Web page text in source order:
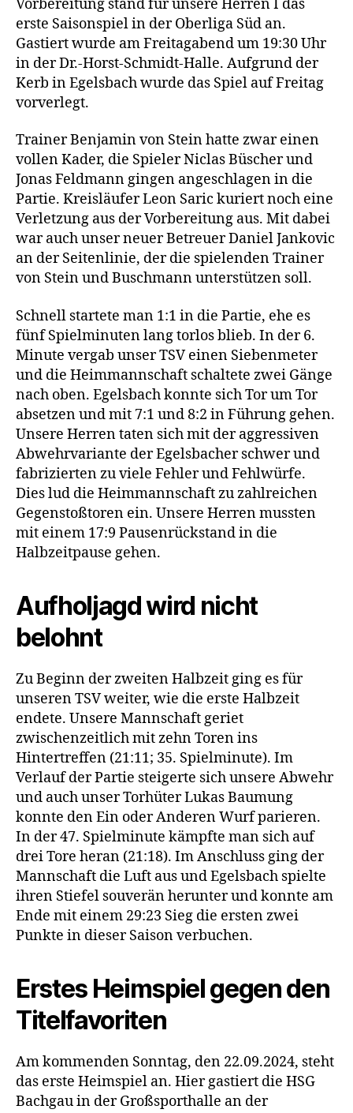
Vorbereitung stand für unsere Herren I das
erste Saisonspiel in der Oberliga Süd an.
Gastiert wurde am Freitagabend um 19:30 Uhr
in der Dr.-Horst-Schmidt-Halle. Aufgrund der
Kerb in Egelsbach wurde das Spiel auf Freitag
vorverlegt.
Trainer Benjamin von Stein hatte zwar einen
vollen Kader, die Spieler Niclas Büscher und
Jonas Feldmann gingen angeschlagen in die
Partie. Kreisläufer Leon Saric kuriert noch eine
Verletzung aus der Vorbereitung aus. Mit dabei
war auch unser neuer Betreuer Daniel Jankovic
an der Seitenlinie, der die spielenden Trainer
von Stein und Buschmann unterstützen soll.
Schnell startete man 1:1 in die Partie, ehe es
fünf Spielminuten lang torlos blieb. In der 6.
Minute vergab unser TSV einen Siebenmeter
und die Heimmannschaft schaltete zwei Gänge
nach oben. Egelsbach konnte sich Tor um Tor
absetzen und mit 7:1 und 8:2 in Führung gehen.
Unsere Herren taten sich mit der aggressiven
Abwehrvariante der Egelsbacher schwer und
fabrizierten zu viele Fehler und Fehlwürfe.
Dies lud die Heimmannschaft zu zahlreichen
Gegenstoßtoren ein. Unsere Herren mussten
mit einem 17:9 Pausenrückstand in die
Halbzeitpause gehen.
Aufholjagd wird nicht
belohnt
Zu Beginn der zweiten Halbzeit ging es für
unseren TSV weiter, wie die erste Halbzeit
endete. Unsere Mannschaft geriet
zwischenzeitlich mit zehn Toren ins
Hintertreffen (21:11; 35. Spielminute). Im
Verlauf der Partie steigerte sich unsere Abwehr
und auch unser Torhüter Lukas Baumung
konnte den Ein oder Anderen Wurf parieren.
In der 47. Spielminute kämpfte man sich auf
drei Tore heran (21:18). Im Anschluss ging der
Mannschaft die Luft aus und Egelsbach spielte
ihren Stiefel souverän herunter und konnte am
Ende mit einem 29:23 Sieg die ersten zwei
Punkte in dieser Saison verbuchen.
Erstes Heimspiel gegen den
Titelfavoriten
Am kommenden Sonntag, den 22.09.2024, steht
das erste Heimspiel an. Hier gastiert die HSG
Bachgau in der Großsporthalle an der